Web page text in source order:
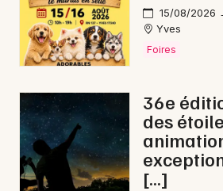
Soirées
Sorties famille
Expos
Sorties & loisirs
Conférences en Lot-et-Garonne
Strasbourg
Toulouse
15/08/2026
Yves
Foires
36e
des
[…]